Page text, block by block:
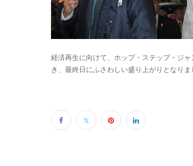
経済再生に向けて、ホップ・ステップ・ジ
き、最終日にふさわしい盛り上がりとなりま